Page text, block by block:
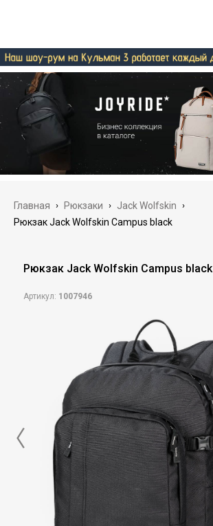
Главная › Рюкзаки › Jack Wolfskin ›
Рюкзак Jack Wolfskin Campus black
Рюкзак Jack Wolfskin Campus black
Артикул: 1007946